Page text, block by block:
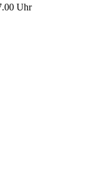
Uhr